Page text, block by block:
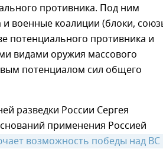
противника. Под ним
военные коалиции (блоки,
потенциального противника и
видами оружия массового
потенциалом сил общего
разведки России Сергея
применения Россией
возможность победы над